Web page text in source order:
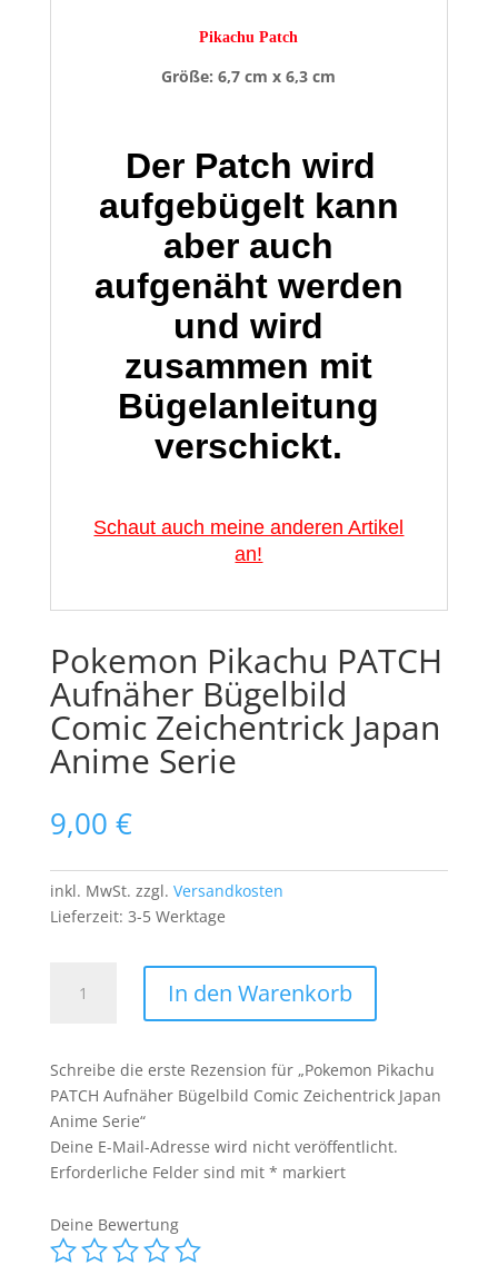
Pikachu Patch
Größe: 6,7 cm x 6,3 cm
Der Patch wird
aufgebügelt kann
aber auch
aufgenäht werden
und wird
zusammen mit
Bügelanleitung
verschickt.
Schaut auch meine anderen Artikel
an!
Pokemon Pikachu PATCH
Aufnäher Bügelbild
Comic Zeichentrick Japan
Anime Serie
9,00 €
inkl. MwSt. zzgl. Versandkosten
Lieferzeit: 3-5 Werktage
Pikachu
Bügelbild
Comic
Zeichentrick
Japan
Anime
Menge
In den Warenkorb
Schreibe die erste Rezension für „Pokemon Pikachu
PATCH Aufnäher Bügelbild Comic Zeichentrick Japan
Anime Serie“
Deine E-Mail-Adresse wird nicht veröffentlicht.
Erforderliche Felder sind mit * markiert
Deine Bewertung